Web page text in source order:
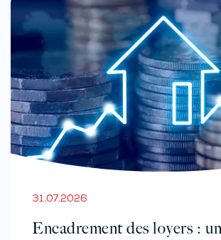
31.07.2026
Encadrement des loyers :